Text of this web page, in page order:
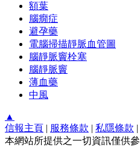
額葉
腦癇症
避孕藥
電腦掃描靜脈血管圖
腦靜脈竇栓塞
腦靜脈竇
薄血藥
中風
▲
信報主頁 | 服務條款 | 私隱條款 |
本網站所提供之一切資訊僅供